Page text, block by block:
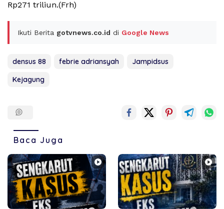
Rp271 triliun.(Frh)
Ikuti Berita gotvnews.co.id di Google News
densus 88 febrie adriansyah
Jampidsus
Kejagung
Baca Juga